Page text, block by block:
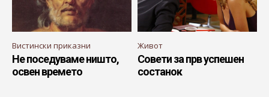
Вистински приказни
Не поседуваме ништо,
освен времето
Живот
Совети за прв успешен
состанок